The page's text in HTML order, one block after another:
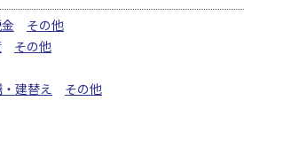
その他
その他
建替え
その他